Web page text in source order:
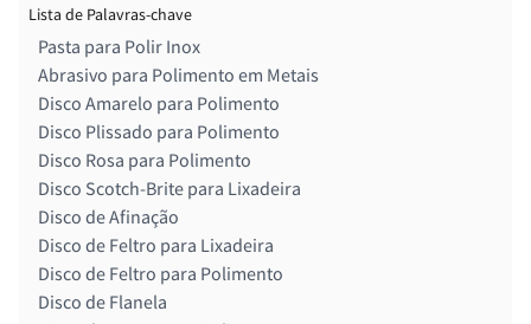
Lista de Palavras-chave
Pasta para Polir Inox
Abrasivo para Polimento em Metais
Disco Amarelo para Polimento
Disco Plissado para Polimento
Disco Rosa para Polimento
Disco Scotch-Brite para Lixadeira
Disco de Afinação
Disco de Feltro para Lixadeira
Disco de Feltro para Polimento
Disco de Flanela